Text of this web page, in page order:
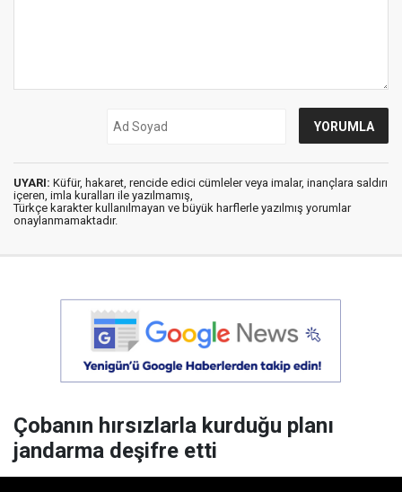
UYARI: Küfür, hakaret, rencide edici cümleler veya imalar, inançlara saldırı
içeren, imla kuralları ile yazılmamış,
Türkçe karakter kullanılmayan ve büyük harflerle yazılmış yorumlar
onaylanmamaktadır.
Çobanın hırsızlarla kurduğu planı
jandarma deşifre etti